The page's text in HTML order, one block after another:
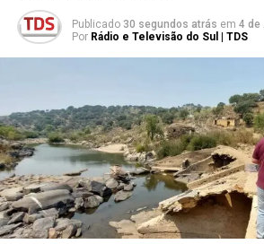
Publicado 30 segundos atrás em 4 de
Por Rádio e Televisão do Sul | TDS